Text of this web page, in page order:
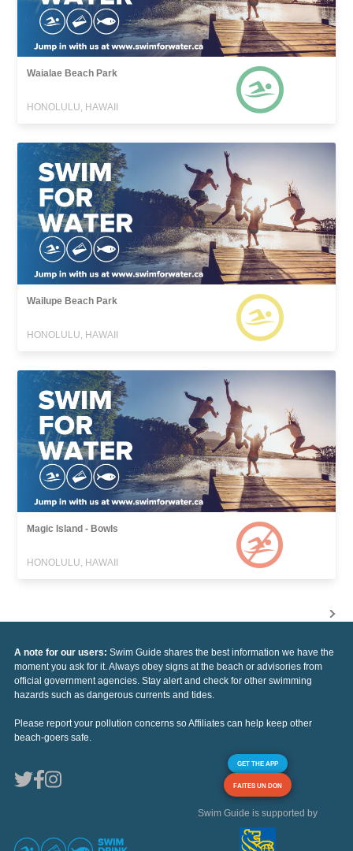
Waialae Beach Park
HONOLULU, HAWAII
Wailupe Beach Park
HONOLULU, HAWAII
Magic Island - Bowls
HONOLULU, HAWAII
A note for our users: Swim Guide shares the best information we have the
moment you ask for it. Always obey signs at the beach or advisories from
official government agencies. Stay alert and check for other swimming
hazards such as dangerous currents and tides.
Please report your pollution concerns so Affiliates can help keep other
beach-goers safe.
GET THE APP
FAITES UN DON
Swim Guide is supported by